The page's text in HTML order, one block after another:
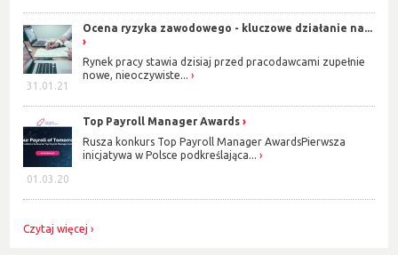
31.01.21
Ocena ryzyka zawodowego - kluczowe działanie na...
Rynek pracy stawia dzisiaj przed pracodawcami zupełnie
nowe, nieoczywiste...
01.03.20
Top Payroll Manager Awards
Rusza konkurs Top Payroll Manager AwardsPierwsza
inicjatywa w Polsce podkreślająca...
Czytaj więcej